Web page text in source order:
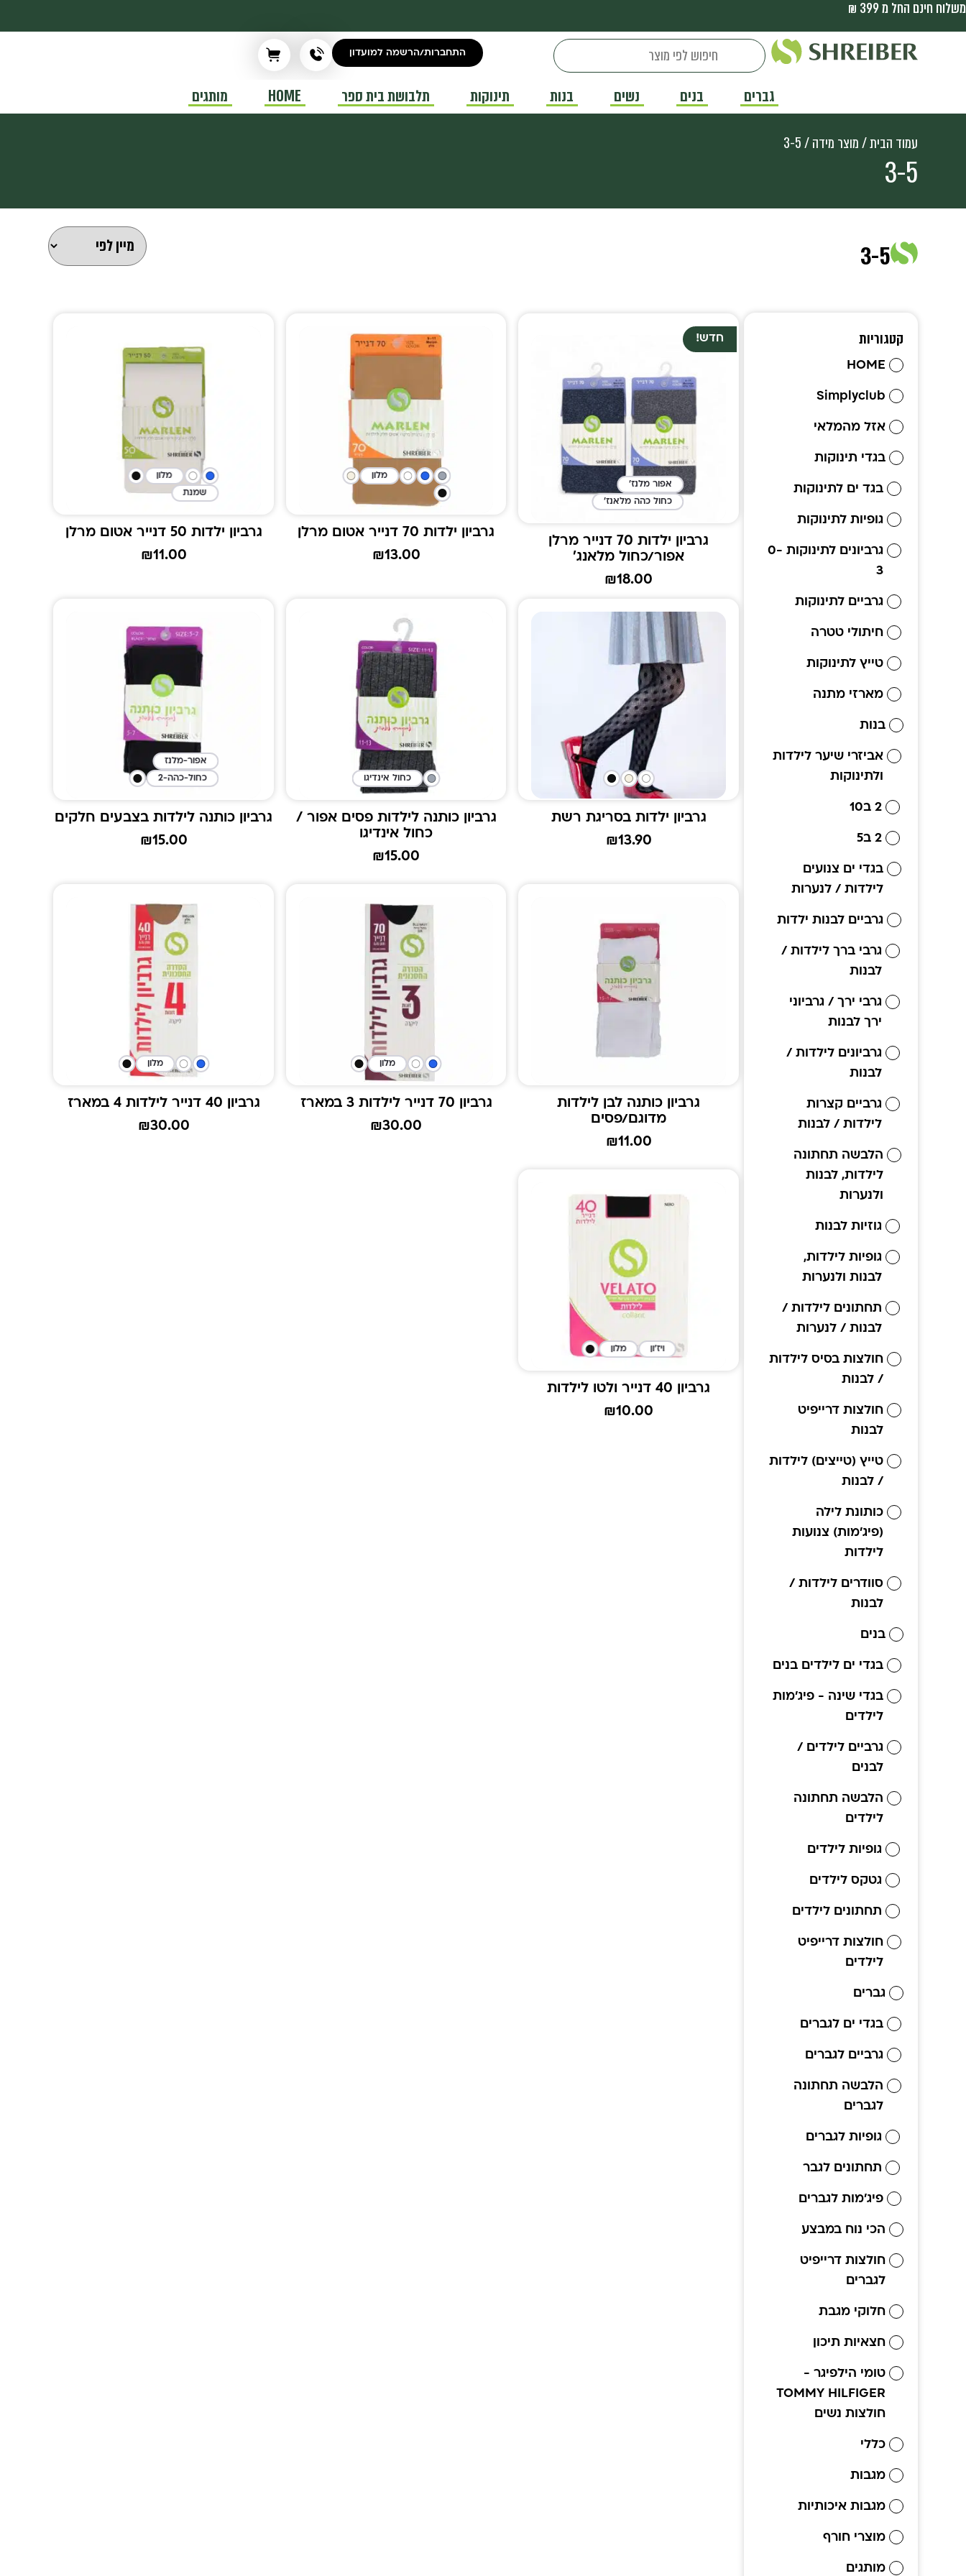
משלוח חינם החל מ 399 ₪
התחברות/הרשמה למועדון
גברים בנים נשים בנות תינוקות תלבושת בית ספר HOME מותגים
עמוד הבית/ מוצר מידה / 3-5
3-5
3-5
קטגוריות
HOME
Simplyclub
אזל מהמלאי
בגדי תינוקות
בגד ים לתינוקות
גופיות לתינוקות
גרביונים לתינוקות 0-
3
גרביים לתינוקות
חיתולי טטרה
טייץ לתינוקות
מארזי מתנה
בנות
אביזרי שיער לילדות
ולתינוקות
2 ב10
2 ב5
בגדי ים צנועים
לילדות / לנערות
גרביים לבנות ילדות
גרבי ברך לילדות /
לבנות
גרבי ירך / גרביוני
ירך לבנות
גרביונים לילדות /
לבנות
גרביים קצרות
לילדות / לבנות
הלבשה תחתונה
לילדות, לבנות
ולנערות
גוזיות לבנות
גופיות לילדות,
לבנות ולנערות
תחתונים לילדות /
לבנות / לנערות
חולצות בסיס לילדות
/ לבנות
חולצות דרייפיט
לבנות
טייץ (טייצים) לילדות
/ לבנות
כותונת לילה
(פיג'מות) צנועות
לילדות
סוודרים לילדות /
לבנות
בנים
בגדי ים לילדים בנים
בגדי שינה - פיג'מות
לילדים
גרביים לילדים /
לבנים
הלבשה תחתונה
לילדים
גופיות לילדים
גטקס לילדים
תחתונים לילדים
חולצות דרייפיט
לילדים
גברים
בגדי ים לגברים
גרביים לגברים
הלבשה תחתונה
לגברים
גופיות לגברים
תחתונים לגבר
פיג'מות לגברים
הכי נוח במבצע
חולצות דרייפיט
לגברים
חלוקי מגבת
חצאיות תיכון
טומי הילפיגר -
TOMMY HILFIGER
חולצות נשים
כללי
מגבות
מגבות איכותיות
מוצרי חורף
מותגים
חדש!
אפור מלנז'
כחול כהה מלאנז'
גרביון ילדות 70 דנייר מרלן
אפור/כחול מלאנג'
₪18.00
מלון
גרביון ילדות 70 דנייר אטום מרלן
₪13.00
מלון
שמנת
גרביון ילדות 50 דנייר אטום מרלן
₪11.00
גרביון ילדות בסריגת רשת
₪13.90
כחול אינדיגו
גרביון כותנה לילדות פסים אפור /
כחול אינדיגו
₪15.00
אפור-מלנז
כחול-כהה-2
גרביון כותנה לילדות בצבעים חלקים
₪15.00
גרביון כותנה לבן לילדות
מדוגם/פסים
₪11.00
מלון
גרביון 70 דנייר לילדות 3 במארז
₪30.00
מלון
גרביון 40 דנייר לילדות 4 במארז
₪30.00
ויז'ון מלון
גרביון 40 דנייר ולטו לילדות
₪10.00